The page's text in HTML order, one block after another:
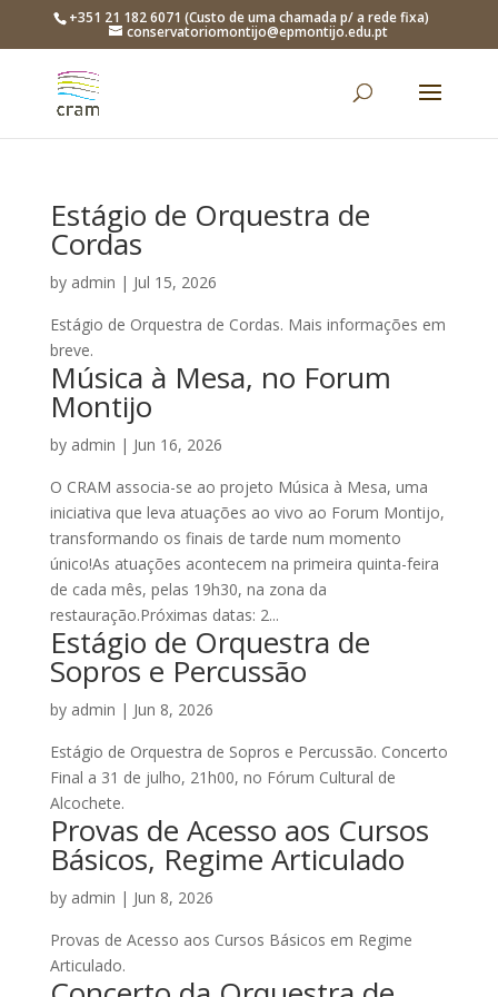
+351 21 182 6071 (Custo de uma chamada p/ a rede fixa)
conservatoriomontijo@epmontijo.edu.pt
Estágio de Orquestra de
Cordas
by admin | Jul 15, 2026
Estágio de Orquestra de Cordas. Mais informações em
breve.
Música à Mesa, no Forum
Montijo
by admin | Jun 16, 2026
O CRAM associa-se ao projeto Música à Mesa, uma
iniciativa que leva atuações ao vivo ao Forum Montijo,
transformando os finais de tarde num momento
único!As atuações acontecem na primeira quinta-feira
de cada mês, pelas 19h30, na zona da
restauração.Próximas datas: 2...
Estágio de Orquestra de
Sopros e Percussão
by admin | Jun 8, 2026
Estágio de Orquestra de Sopros e Percussão. Concerto
Final a 31 de julho, 21h00, no Fórum Cultural de
Alcochete.
Provas de Acesso aos Cursos
Básicos, Regime Articulado
by admin | Jun 8, 2026
Provas de Acesso aos Cursos Básicos em Regime
Articulado.